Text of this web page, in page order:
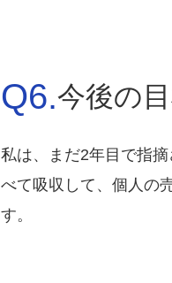
Q6.今後の
私は、まだ2年目で指
べて吸収して、個人の
す。